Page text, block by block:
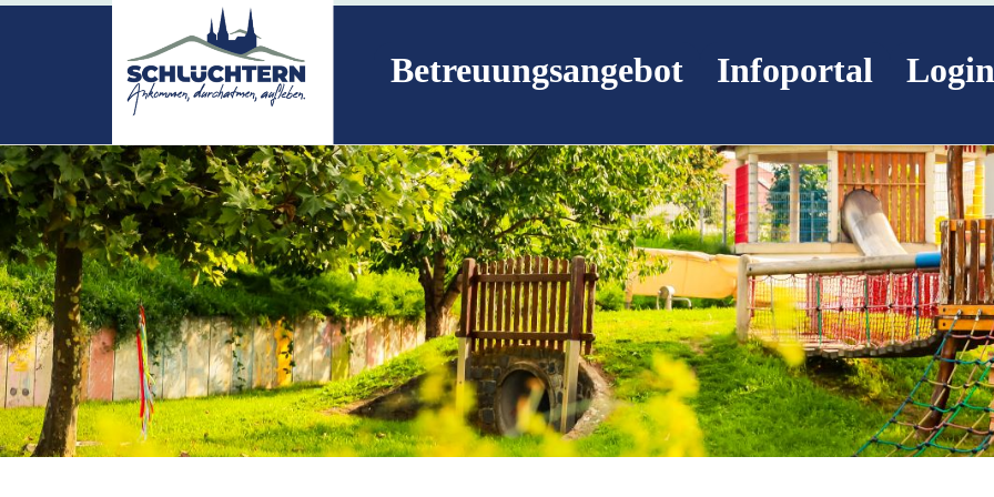
Betreuungsangebot Infoportal Login